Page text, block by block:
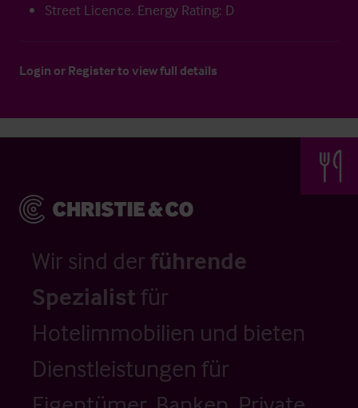
Street Licence. Energy Rating: D
Login or Registerto view full details
Wir sind der führende
Spezialistfür
Hotelimmobilien und bieten
Dienstleistungen für